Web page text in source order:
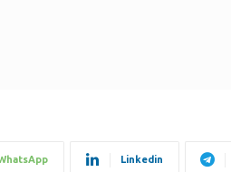
Linkedin